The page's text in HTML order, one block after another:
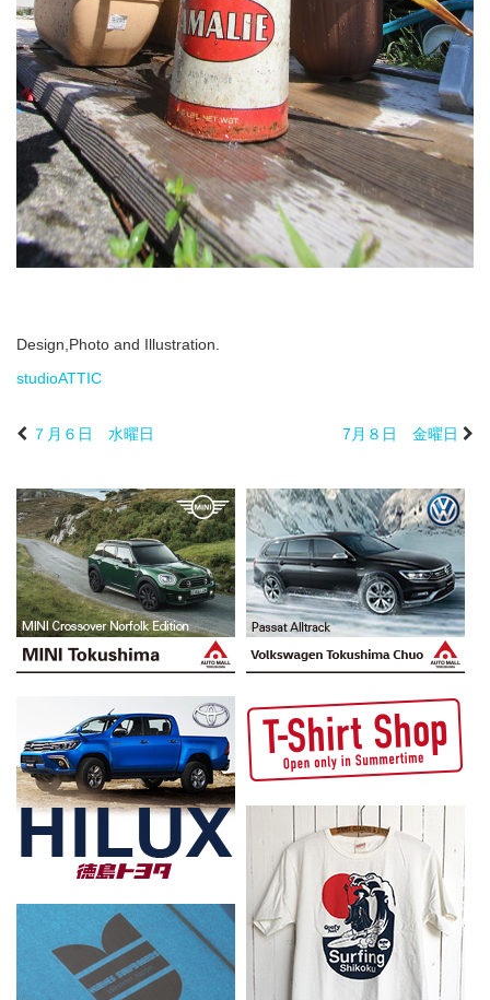
Design,Photo and Illustration.
studioATTIC
７月６日 水曜日 7月８日 金曜日